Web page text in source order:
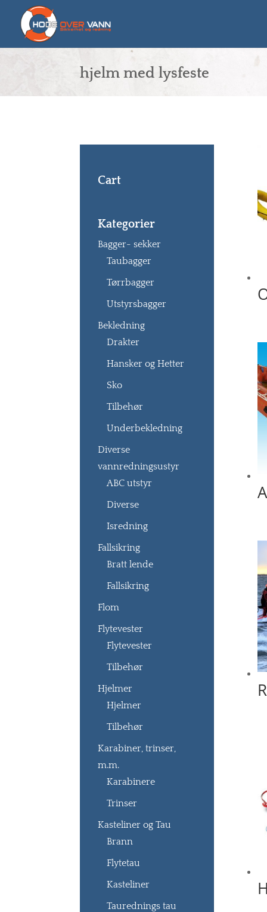
hjelm med lysfeste
Cart
Kategorier
Bagger- sekker
Taubagger
Tørrbagger
Utstyrsbagger
Bekledning
Drakter
Hansker og Hetter
Sko
Tilbehør
Underbekledning
Diverse
vannredningsustyr
ABC utstyr
Diverse
Isredning
Fallsikring
Bratt lende
Fallsikring
Flom
Flytevester
Flytevester
Tilbehør
Hjelmer
Hjelmer
Tilbehør
Karabiner, trinser,
m.m.
Karabinere
Trinser
Kasteliner og Tau
Brann
Flytetau
Kasteliner
Taurednings tau